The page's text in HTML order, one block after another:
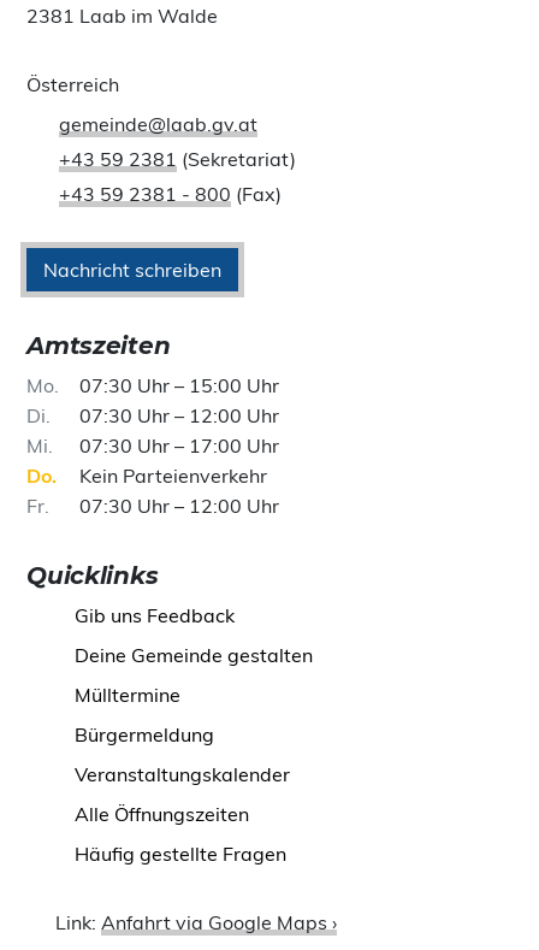
2381 Laab im Walde
Österreich
gemeinde@laab.gv.at
+43 59 2381 (Sekretariat)
+43 59 2381 - 800 (Fax)
Nachricht schreiben
Amtszeiten
Mo
07:30 Uhr – 15:00 Uhr
Di
07:30 Uhr – 12:00 Uhr
Mi
07:30 Uhr – 17:00 Uhr
Do
Kein Parteienverkehr
Fr
07:30 Uhr – 12:00 Uhr
Quicklinks
Gib uns Feedback
Deine Gemeinde gestalten
Mülltermine
Bürgermeldung
Veranstaltungskalender
Alle Öffnungszeiten
Häufig gestellte Fragen
Link:Anfahrt via Google Maps ›